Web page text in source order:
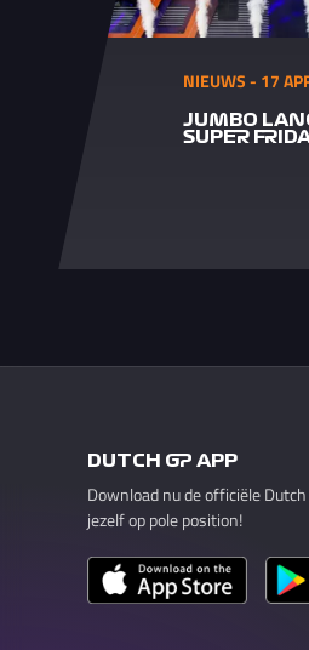
NIEUWS - 17
JUMBO
SUPER
DUTCH GP APP
Download nu de officiële
jezelf op pole position!